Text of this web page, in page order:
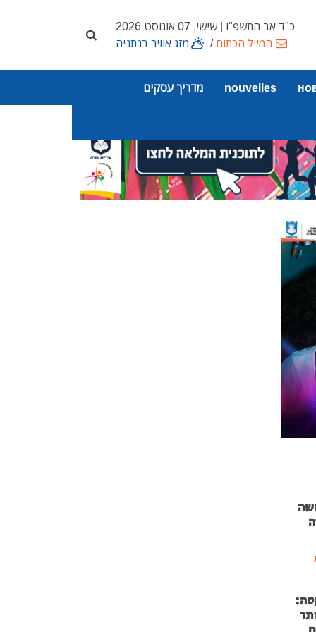
כ"ד אב התשפ"ו | שישי, 07 אוגוסט 2026
המייל הכתום/ מזג אוויר בנתניה
nouvelles מדריך עסקים
נמשה
אותר